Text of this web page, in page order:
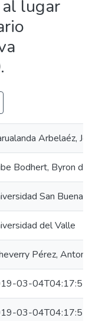
lugar
Arbelaéz,
Bodhert, Byron de
San
del Valle
Pérez,
03-
03-